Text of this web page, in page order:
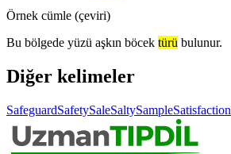
Örnek cümle (çeviri)
Bu bölgede yüzü aşkın böcek türü bulunur.
Diğer kelimeler
SafeguardSafetySaleSaltySampleSatisfaction